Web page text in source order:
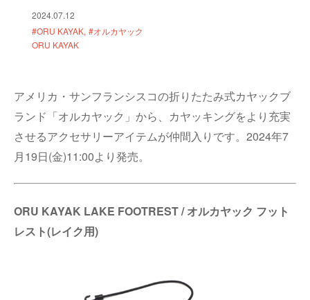
2024.07.12
#ORU KAYAK #オルカヤック
ORU KAYAK
アメリカ・サンフランシスコの折りたたみ式カヤックブ
ランド「オルカヤック」から、カヤッキングをより充実
させるアクセサリーアイテムが仲間入りです。2024年7
月19日(金)11:00より発売。
ORU KAYAK LAKE FOOTREST / オルカヤック フット
レスト(レイク用)